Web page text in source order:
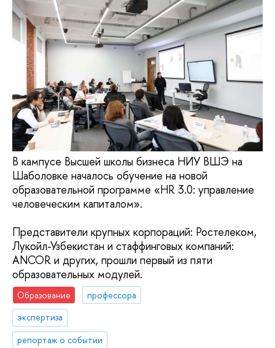
В кампусе Высшей школы бизнеса НИУ ВШЭ на
Шаболовке началось обучение на новой
образовательной программе «HR 3.0: управление
человеческим капиталом».
Представители крупных корпораций: Ростелеком,
Лукойл-Узбекистан и стаффинговых компаний:
ANCOR и других, прошли первый из пяти
образовательных модулей.
Образование
профессора
экспертиза
репортаж о событии